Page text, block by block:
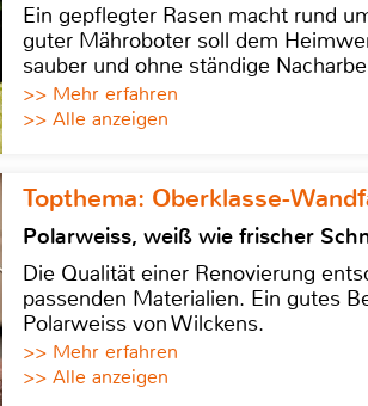
Ein gepflegter Rasen macht rund
guter Mähroboter soll dem
sauber und ohne ständige
>> Mehr erfahren
>> Alle anzeigen
Topthema: Oberklasse-
Polarweiss, weiß wie frischer
Die Qualität einer Renovierung
passenden Materialien. Ein gutes
Polarweiss von Wilckens.
>> Mehr erfahren
>> Alle anzeigen